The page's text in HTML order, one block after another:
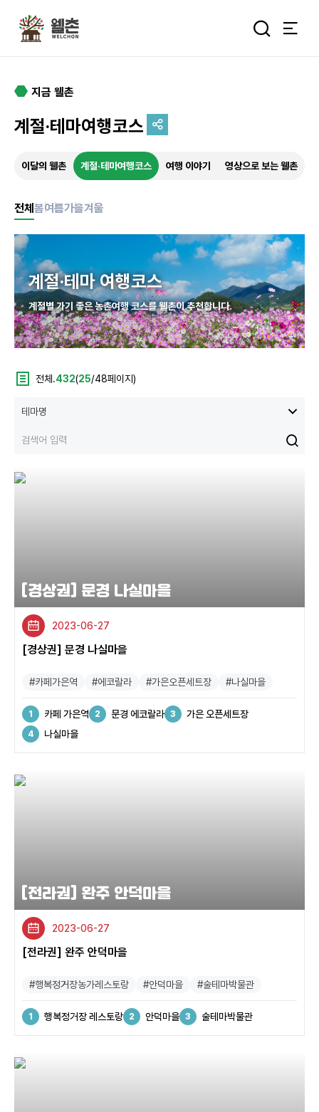
추억을 담는 여정
특별한 순간을 여행 속에서
통합검색
지금 웰촌
계절·테마여행코스
이달의 웰촌 계절·테마여행코스 여행 이야기 영상으로 보는 웰촌
전체 봄여름가을겨울
계절·테마 여행코스
계절별 가기 좋은 농촌여행 코스를 웰촌이 추천합니다.
전체.432(25/48페이지)
[경상권] 문경 나실마을
2023-06-27
[경상권] 문경 나실마을
#카페가은역 #에코랄라 #가은오픈세트장 #나실마을
카페 가은역 문경 에코랄라
가은 오픈세트장
나실마을
[전라권] 완주 안덕마을
2023-06-27
[전라권] 완주 안덕마을
#행복정거장농가레스토랑 #안덕마을 #술테마박물관
행복정거장 레스토랑 안덕마을 술테마박물관